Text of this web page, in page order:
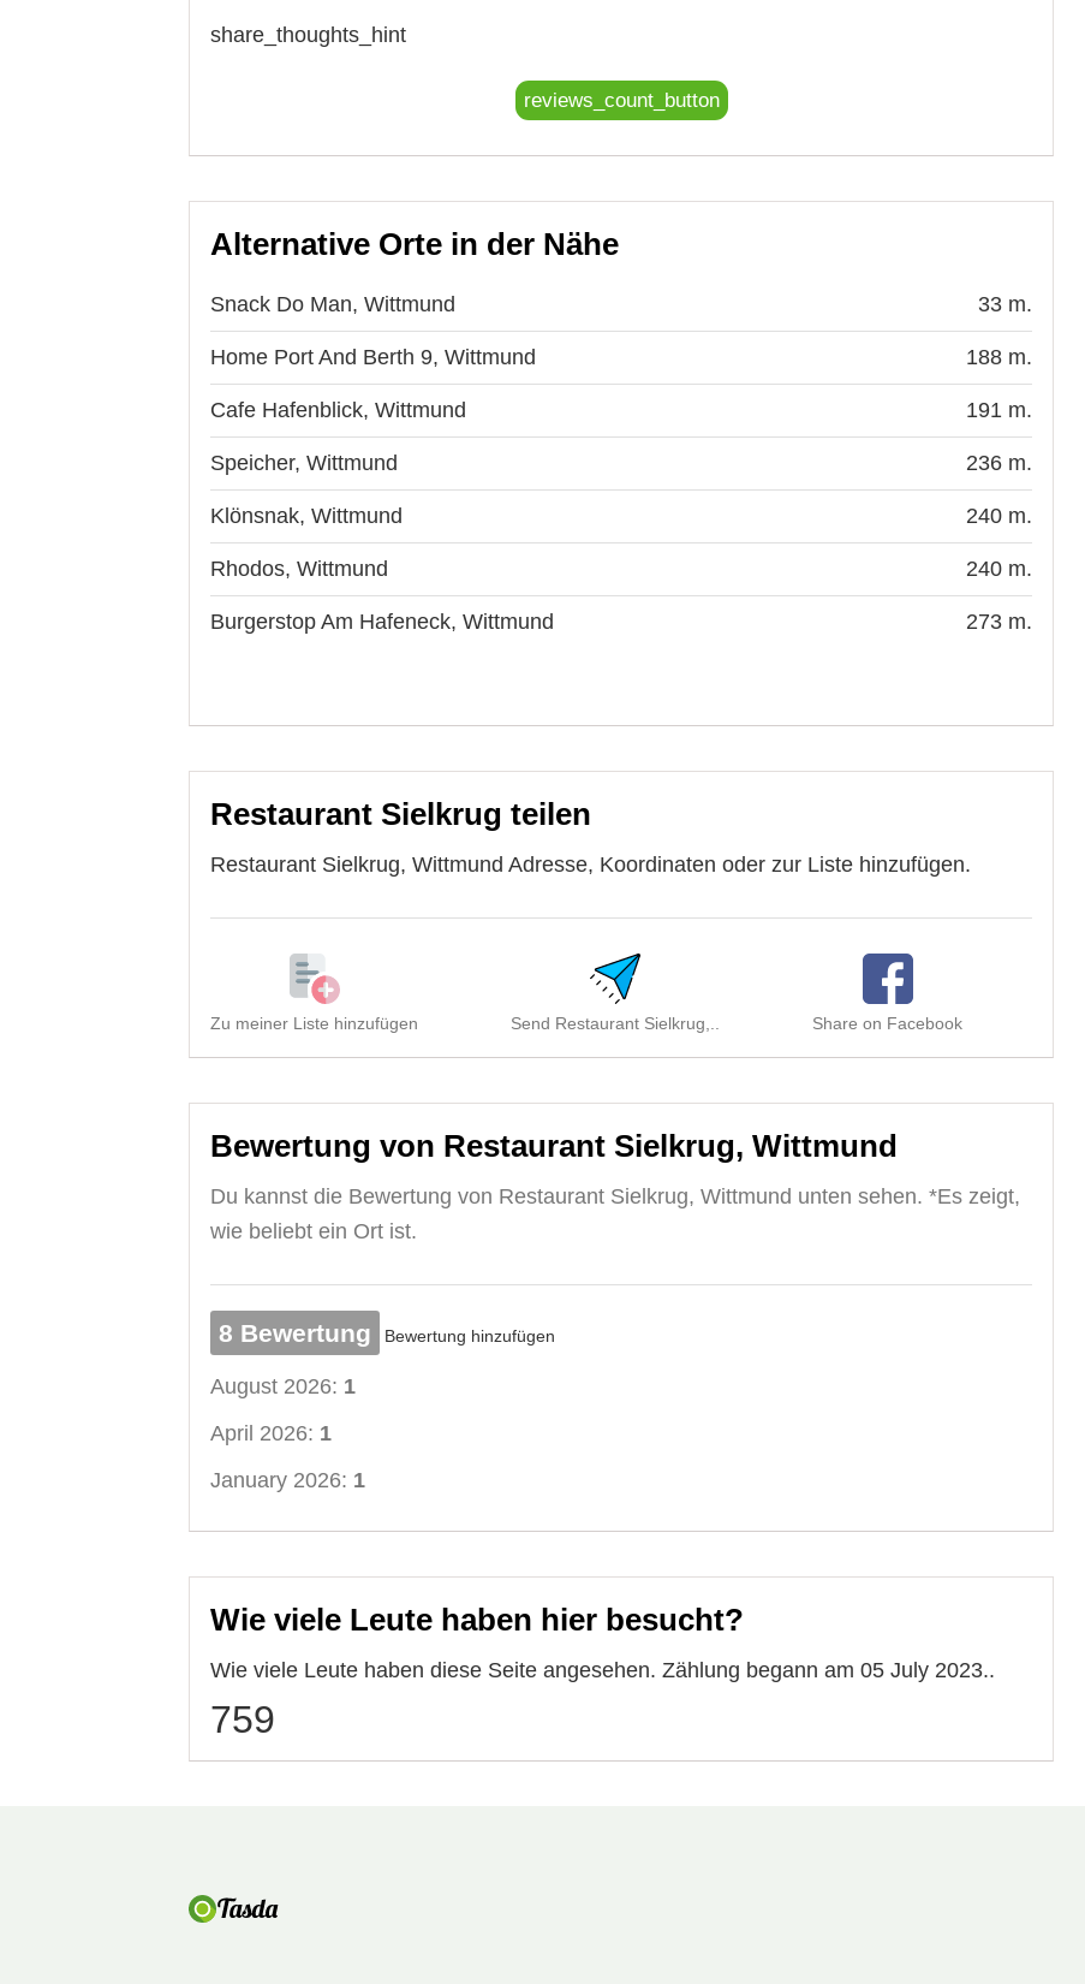
share_thoughts_hint
reviews_count_button
Alternative Orte in der Nähe
Snack Do Man, Wittmund 33 m.
Home Port And Berth 9, Wittmund 188 m.
Cafe Hafenblick, Wittmund 191 m.
Speicher, Wittmund 236 m.
Klönsnak, Wittmund 240 m.
Rhodos, Wittmund 240 m.
Burgerstop Am Hafeneck, Wittmund 273 m.
Restaurant Sielkrug teilen
Restaurant Sielkrug, Wittmund Adresse, Koordinaten oder zur Liste hinzufügen.
Zu meiner Liste hinzufügen Send Restaurant Sielkrug,.. Share on Facebook
Bewertung von Restaurant Sielkrug, Wittmund
Du kannst die Bewertung von Restaurant Sielkrug, Wittmund unten sehen. *Es zeigt,
wie beliebt ein Ort ist.
8 Bewertung Bewertung hinzufügen
August 2026: 1
April 2026: 1
January 2026: 1
Wie viele Leute haben hier besucht?
Wie viele Leute haben diese Seite angesehen. Zählung begann am 05 July 2023..
759